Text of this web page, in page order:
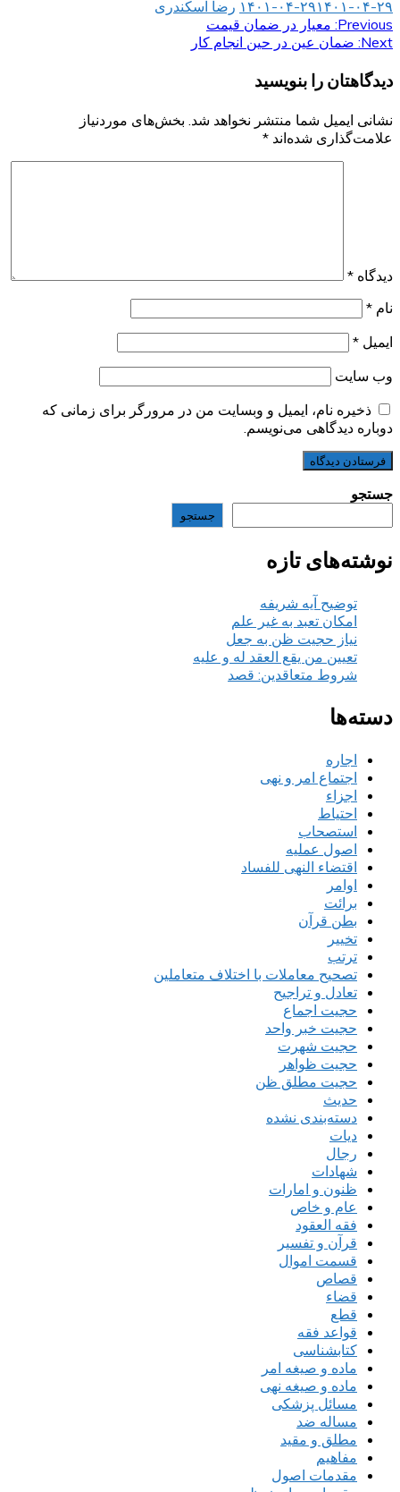
۱۴۰۱-۰۴-۲۹۱۴۰۱-۰۴-۲۹ رضا اسکندری
راهبری
Previous: معیار در ضمان قیمت
Next: ضمان عین در حین انجام کار
دیدگاهتان را بنویسید
نشانی ایمیل شما منتشر نخواهد شد. بخش‌های موردنیاز
علامت‌گذاری شده‌اند *
دیدگاه *
نام *
ایمیل *
وب‌ سایت
ذخیره نام، ایمیل و وبسایت من در مرورگر برای زمانی که
دوباره دیدگاهی می‌نویسم.
جستجو
جستجو
نوشته‌های تازه
توضیح آیه شریفه
امکان تعبد به غیر علم
نیاز حجیت ظن به جعل
تعیین من یقع العقد له و علیه
شروط متعاقدین: قصد
دسته‌ها
اجاره
اجتماع امر و نهی
اجزاء
احتیاط
استصحاب
اصول عملیه
اقتضاء النهی للفساد
اوامر
برائت
بطن قرآن
تخییر
ترتب
تصحیح معاملات با اختلاف متعاملین
تعادل و تراجیح
حجیت اجماع
حجیت خبر واحد
حجیت شهرت
حجیت ظواهر
حجیت مطلق ظن
حدیث
دسته‌بندی نشده
دیات
رجال
شهادات
ظنون و امارات
عام و خاص
فقه العقود
قرآن و تفسیر
قسمت اموال
قصاص
قضاء
قطع
قواعد فقه
کتابشناسی
ماده و صیغه امر
ماده و صیغه نهی
مسائل پزشکی
مساله ضد
مطلق و مقید
مفاهیم
مقدمات اصول